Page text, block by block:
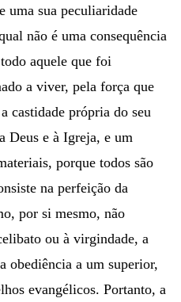
uma sua peculiaridade
não é uma consequência
aquele que foi
a viver, pela força que
castidade própria do seu
Deus e à Igreja, e um
porque todos são
na perfeição da
por si mesmo, não
ou à virgindade, a
obediência a um superior,
evangélicos. Portanto, a